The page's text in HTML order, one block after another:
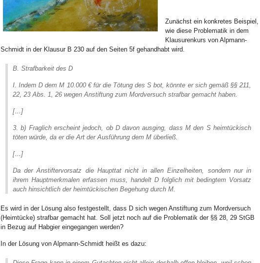
Zunächst ein konkretes Beispiel,
wie diese Problematik in dem
Klausurenkurs von Alpmann-
Schmidt in der Klausur B 230 auf den Seiten 5f gehandhabt wird.
B. Strafbarkeit des D
I. Indem D dem M 10.000 € für die Tötung des S bot, könnte er sich gemäß §§ 211,
22, 23 Abs. 1, 26 wegen Anstiftung zum Mordversuch strafbar gemacht haben.
[…]
3. b) Fraglich erscheint jedoch, ob D davon ausging, dass M den S heimtückisch
töten würde, da er die Art der Ausführung dem M überließ.
[…]
Da der Anstiftervorsatz die Haupttat nicht in allen Einzelheiten, sondern nur in
ihrem Hauptmerkmalen erfassen muss, handelt D folglich mit bedingtem Vorsatz
auch hinsichtlich der heimtückischen Begehung durch M.
Es wird in der Lösung also festgestellt, dass D sich wegen Anstiftung zum Mordversuch
(Heimtücke) strafbar gemacht hat. Soll jetzt noch auf die Problematik der §§ 28, 29 StGB
in Bezug auf Habgier eingegangen werden?
In der Lösung von Alpmann-Schmidt heißt es dazu: